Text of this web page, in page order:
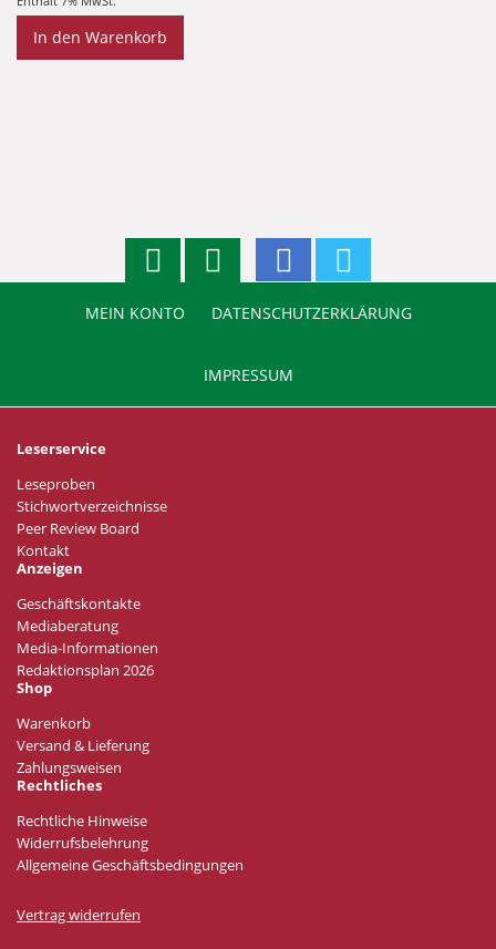
In den Warenkorb
MEIN KONTO DATENSCHUTZERKLÄRUNG
IMPRESSUM
Leserservice
Leseproben
Stichwortverzeichnisse
Peer Review Board
Kontakt
Anzeigen
Geschäftskontakte
Mediaberatung
Media-Informationen
Redaktionsplan 2026
Shop
Warenkorb
Versand & Lieferung
Zahlungsweisen
Rechtliches
Rechtliche Hinweise
Widerrufsbelehrung
Allgemeine Geschäftsbedingungen
Vertrag widerrufen